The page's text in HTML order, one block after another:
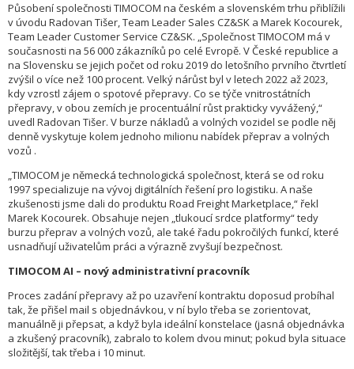
Působení společnosti TIMOCOM na českém a slovenském trhu přiblížili
v úvodu Radovan Tišer, Team Leader Sales CZ&SK a Marek Kocourek,
Team Leader Customer Service CZ&SK. „Společnost TIMOCOM má v
současnosti na 56 000 zákazníků po celé Evropě. V České republice a
na Slovensku se jejich počet od roku 2019 do letošního prvního čtvrtletí
zvýšil o více než 100 procent. Velký nárůst byl v letech 2022 až 2023,
kdy vzrostl zájem o spotové přepravy. Co se týče vnitrostátních
přepravy, v obou zemích je procentuální růst prakticky vyvážený,“
uvedl Radovan Tišer. V burze nákladů a volných vozidel se podle něj
denně vyskytuje kolem jednoho milionu nabídek přeprav a volných
vozů .
„TIMOCOM je německá technologická společnost, která se od roku
1997 specializuje na vývoj digitálních řešení pro logistiku. A naše
zkušenosti jsme dali do produktu Road Freight Marketplace,“ řekl
Marek Kocourek. Obsahuje nejen „tlukoucí srdce platformy“ tedy
burzu přeprav a volných vozů, ale také řadu pokročilých funkcí, které
usnadňují uživatelům práci a výrazně zvyšují bezpečnost.
TIMOCOM AI – nový administrativní pracovník
Proces zadání přepravy až po uzavření kontraktu doposud probíhal
tak, že přišel mail s objednávkou, v ní bylo třeba se zorientovat,
manuálně ji přepsat, a když byla ideální konstelace (jasná objednávka
a zkušený pracovník), zabralo to kolem dvou minut; pokud byla situace
složitější, tak třeba i 10 minut.